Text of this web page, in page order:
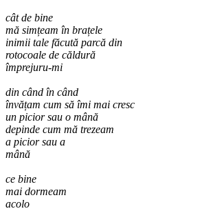
cât de bine
mă simțeam în brațele
inimii tale făcută parcă din
rotocoale de căldură
împrejuru-mi
din când în când
învățam cum să îmi mai cresc
un picior sau o mână
depinde cum mă trezeam
a picior sau a
mână
ce bine
mai dormeam
acolo